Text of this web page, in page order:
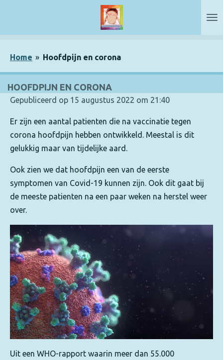
Home » Hoofdpijn en corona
HOOFDPIJN EN CORONA
Gepubliceerd op 15 augustus 2022 om 21:40
Er zijn een aantal patienten die na vaccinatie tegen
corona hoofdpijn hebben ontwikkeld. Meestal is dit
gelukkig maar van tijdelijke aard.
Ook zien we dat hoofdpijn een van de eerste
symptomen van Covid-19 kunnen zijn. Ook dit gaat bij
de meeste patienten na een paar weken na herstel weer
over.
Uit een WHO-rapport waarin meer dan 55.000